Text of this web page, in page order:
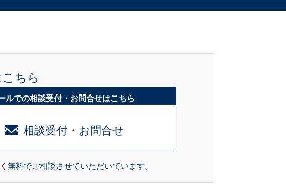
ちら
ルでの相談受付・お問合せはこちら
相談受付・お問合せ
無料でご相談させていただいています。